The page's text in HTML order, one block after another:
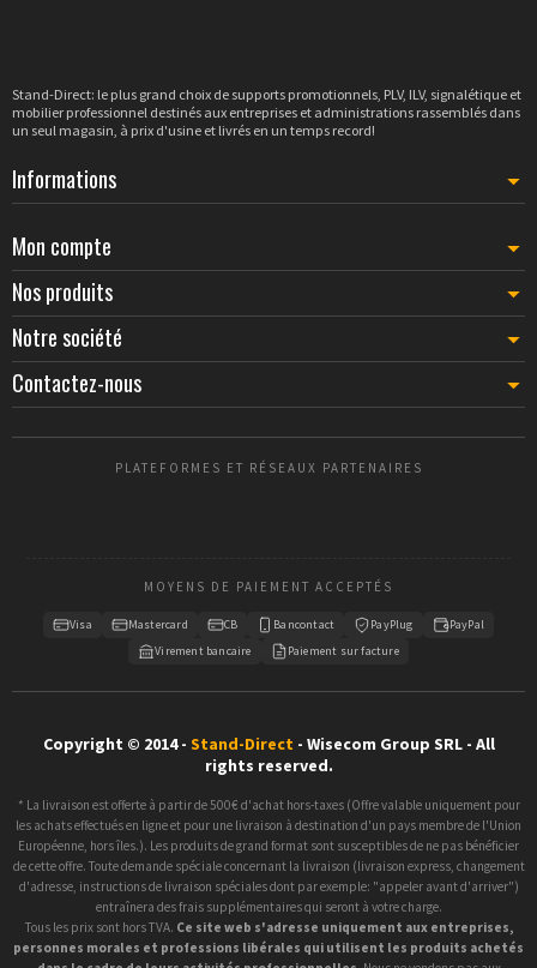
Tendeur d'affiche à suspendre
Stand-Direct: le plus grand choix de supports promotionnels, PLV, ILV, signalétique et
mobilier professionnel destinés aux entreprises et administrations rassemblés dans
un seul magasin, à prix d'usine et livrés en un temps record!
Informations
Mon compte
Nos produits
Notre société
Contactez-nous
PLATEFORMES ET RÉSEAUX PARTENAIRES
MOYENS DE PAIEMENT ACCEPTÉS
Visa Mastercard CB Bancontact PayPlug
PayPal
Virement bancaire
Paiement sur facture
Copyright © 2014 - Stand-Direct - Wisecom Group SRL - All
rights reserved.
* La livraison est offerte à partir de 500€ d'achat hors-taxes (Offre valable uniquement pour
les achats effectués en ligne et pour une livraison à destination d'un pays membre de l'Union
Européenne, hors îles.). Les produits de grand format sont susceptibles de ne pas bénéficier
de cette offre. Toute demande spéciale concernant la livraison (livraison express, changement
d'adresse, instructions de livraison spéciales dont par exemple: "appeler avant d'arriver")
entraînera des frais supplémentaires qui seront à votre charge.
Tous les prix sont hors TVA. Ce site web s'adresse uniquement aux entreprises,
personnes morales et professions libérales qui utilisent les produits achetés